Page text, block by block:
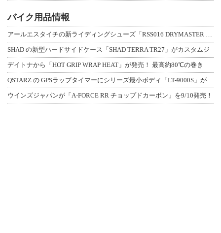
バイク用品情報
アールエスタイチの新ライディングシューズ「RSS016 DRYMASTER スト
SHAD の新型ハードサイドケース「SHAD TERRA TR27」がカスタムジ
デイトナから「HOT GRIP WRAP HEAT」が発売！ 最高約80℃の巻き
QSTARZ の GPSラップタイマーにシリーズ最小ボディ「LT-9000S」が
ウインズジャパンが「A-FORCE RR チョップドカーボン」を9/10発売！